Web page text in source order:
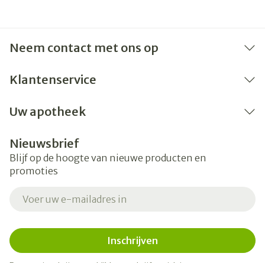
Neem contact met ons op
Klantenservice
Uw apotheek
Nieuwsbrief
Blijf op de hoogte van nieuwe producten en
promoties
Inschrijven